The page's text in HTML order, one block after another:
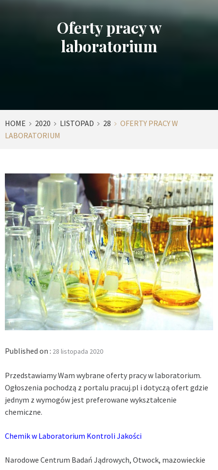
Oferty pracy w
laboratorium
HOME 2020 LISTOPAD 28
OFERTY PRACY W
LABORATORIUM
Published on : 28 listopada 2020
Przedstawiamy Wam wybrane oferty pracy w laboratorium.
Ogłoszenia pochodzą z portalu pracuj.pl i dotyczą ofert gdzie
jednym z wymogów jest preferowane wykształcenie
chemiczne.
Chemik w Laboratorium Kontroli Jakości
Narodowe Centrum Badań Jądrowych, Otwock, mazowieckie